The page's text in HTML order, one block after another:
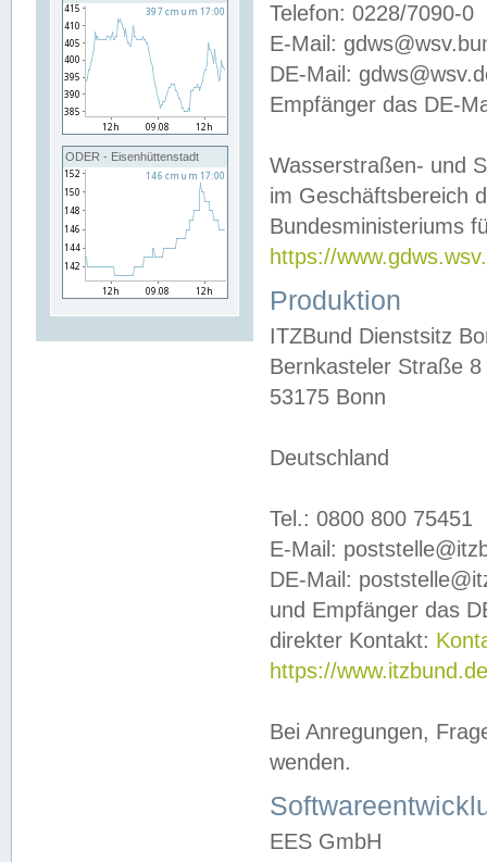
ODER - Eisenhüttenstadt
Telefon: 0228/7090-0
E-Mail:
DE-Mail:
Empfänger das DE-
Wasserstraßen- und
im Geschäftsbereich
Bundesministeriums
https://
Produktion
ITZBund Dienstsitz
Bernkasteler Straße 8
53175 Bonn
Deutschland
Tel.: 0800 800 75451
E-Mail:
DE-Mail:
und Empfänger das
direkter Kontakt:
https://
Bei Anregungen,
wenden.
EES GmbH